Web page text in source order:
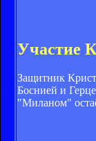
Участие
Защитник
Боснией и
"Миланом"